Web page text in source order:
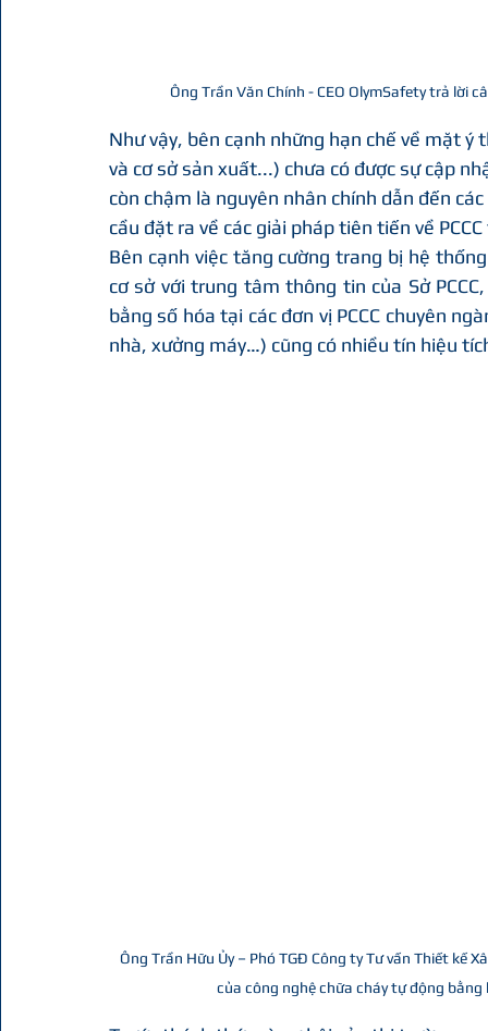
Ông Trần Văn Chính - CEO OlymSafety trả lời
Như vậy, bên cạnh những hạn chế về mặt ý
và cơ sở sản xuất...) chưa có được sự cập
còn chậm là nguyên nhân chính dẫn đến
cầu đặt ra về các giải pháp tiên tiến về
Bên cạnh việc tăng cường trang bị hệ
cơ sở với trung tâm thông tin của Sở
bằng số hóa tại các đơn vị PCCC chuyên
nhà, xưởng máy…) cũng có nhiều tín hiệu
Ông Trần Hữu Ủy – Phó TGĐ Công ty Tư vấn Thiết kế
của công nghệ chữa cháy tự động